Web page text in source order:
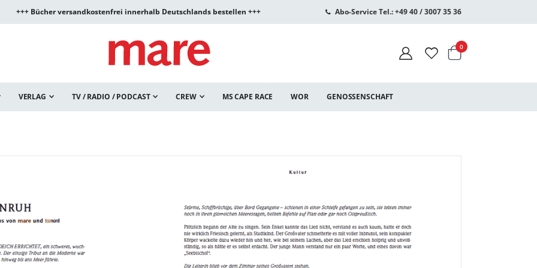
+++ Bücher versandkostenfrei innerhalb Deutschlands bestellen +++ Abo-Service Tel.: +49 40 / 3007 35 36
Warenkorb
0Artikel
VERLAG TV / RADIO / PODCAST CREW MS CAPE RACE WOR GENOSSENSCHAFT